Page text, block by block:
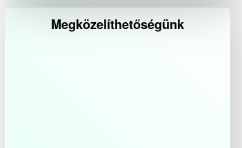
Megközelíthetőségünk